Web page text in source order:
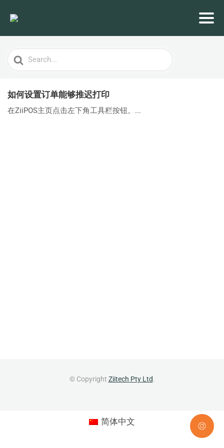
Search
For
如何设置订单能够推迟打印
在ZiiPOS主页点击左下角工具栏按钮。...
© Copyright Ziitech Pty Ltd.
简体中文